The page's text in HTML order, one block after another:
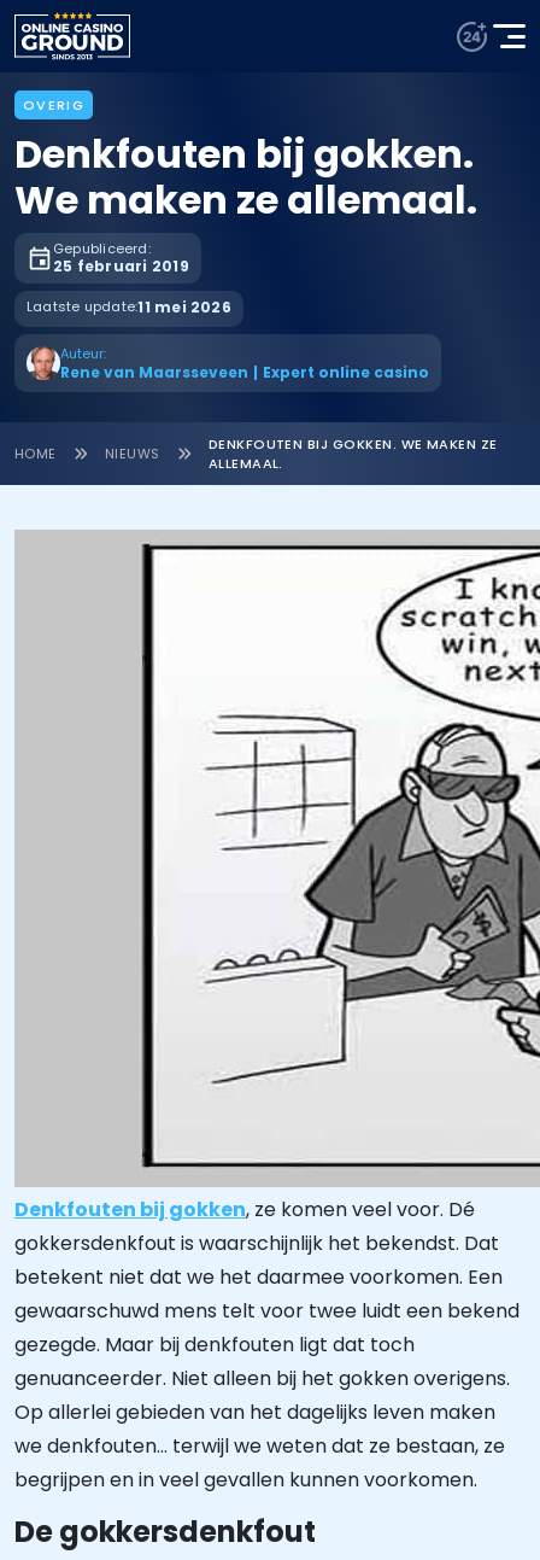
OVERIG
Denkfouten bij gokken.
We maken ze allemaal.
Gepubliceerd:
25 februari 2019
Laatste update:11 mei 2026
Auteur:
Rene van Maarsseveen | Expert online casino
HOME NIEUWS
DENKFOUTEN BIJ GOKKEN. WE MAKEN ZE
ALLEMAAL.
Denkfouten bij gokken, ze komen veel voor. Dé
gokkersdenkfout is waarschijnlijk het bekendst. Dat
betekent niet dat we het daarmee voorkomen. Een
gewaarschuwd mens telt voor twee luidt een bekend
gezegde. Maar bij denkfouten ligt dat toch
genuanceerder. Niet alleen bij het gokken overigens.
Op allerlei gebieden van het dagelijks leven maken
we denkfouten… terwijl we weten dat ze bestaan, ze
begrijpen en in veel gevallen kunnen voorkomen.
De gokkersdenkfout